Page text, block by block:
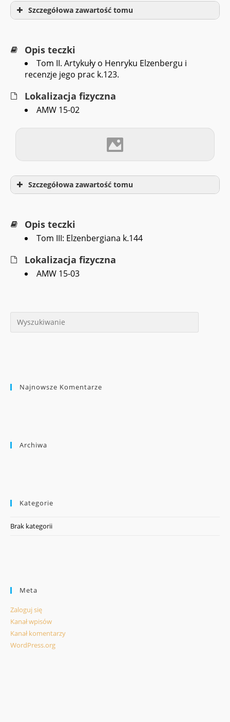
Szczegółowa zawartość tomu
Opis teczki
Tom II. Artykuły o Henryku Elzenbergu i
recenzje jego prac k.123.
Lokalizacja fizyczna
AMW 15-02
Szczegółowa zawartość tomu
Opis teczki
Tom III: Elzenbergiana k.144
Lokalizacja fizyczna
AMW 15-03
Najnowsze Komentarze
Archiwa
Kategorie
Brak kategorii
Meta
Zaloguj się
Kanał wpisów
Kanał komentarzy
WordPress.org